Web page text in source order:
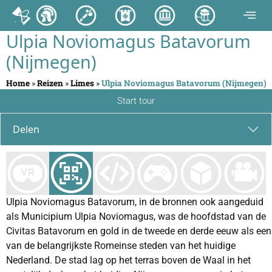
Ulpia Noviomagus Batavorum
(Nijmegen)
Home »Reizen »Limes »Ulpia Noviomagus Batavorum (Nijmegen)
Start tour
Delen
Ulpia Noviomagus Batavorum, in de bronnen ook aangeduid
als Municipium Ulpia Noviomagus, was de hoofdstad van de
Civitas Batavorum en gold in de tweede en derde eeuw als een
van de belangrijkste Romeinse steden van het huidige
Nederland. De stad lag op het terras boven de Waal in het